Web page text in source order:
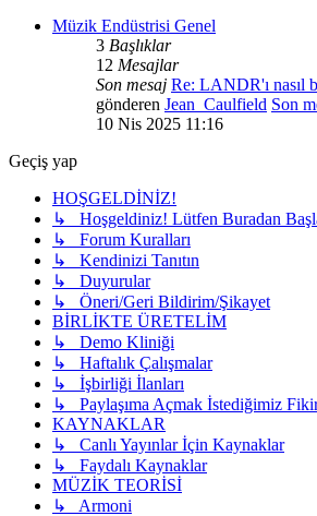
Müzik Endüstrisi Genel
3 Başlıklar
12 Mesajlar
Son mesaj Re: LANDR'ı nasıl
gönderen Jean_Caulfield Son
10 Nis 2025 11:16
Geçiş yap
HOŞGELDİNİZ!
↳ Hoşgeldiniz! Lütfen Buradan
↳ Forum Kuralları
↳ Kendinizi Tanıtın
↳ Duyurular
↳ Öneri/Geri Bildirim/Şikayet
BİRLİKTE ÜRETELİM
↳ Demo Kliniği
↳ Haftalık Çalışmalar
↳ İşbirliği İlanları
↳ Paylaşıma Açmak İstediğimiz
KAYNAKLAR
↳ Canlı Yayınlar İçin Kaynaklar
↳ Faydalı Kaynaklar
MÜZİK TEORİSİ
↳ Armoni